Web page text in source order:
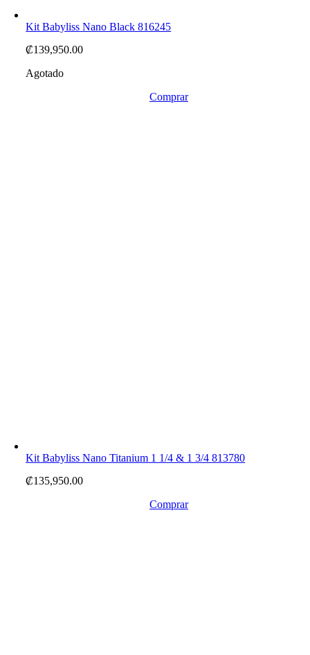
Kit Babyliss Nano Black 816245
₡139,950.00
Agotado
Comprar
Kit Babyliss Nano Titanium 1 1/4 & 1 3/4 813780
₡135,950.00
Comprar